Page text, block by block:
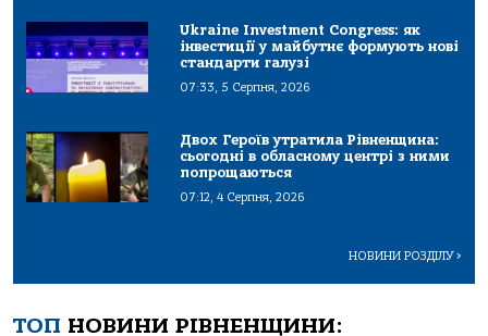
Ukraine Investment Congress: як
інвестиції у майбутнє формують нові
стандарти галузі
07:33, 5 Серпня, 2026
Двох Героїв утратила Рівненщина:
сьогодні в обласному центрі з ними
попрощаються
07:12, 4 Серпня, 2026
НОВИНИ РОЗДІЛУ>
ТОП НОВИНИ РІВНЕНЩИНИ: